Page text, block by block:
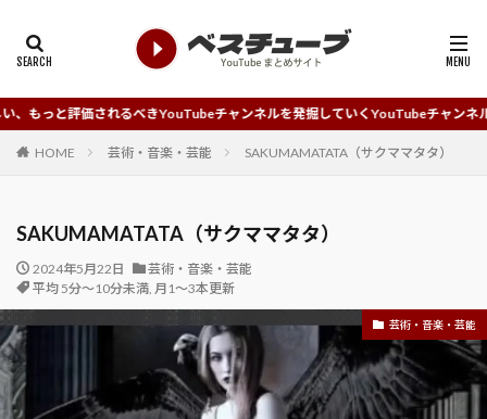
れるべきYouTubeチャンネルを発掘していくYouTubeチャンネルまとめサイトで
HOME 芸術・音楽・芸能 SAKUMAMATATA（サクママタタ）
SAKUMAMATATA（サクママタタ）
2024年5月22日
芸術・音楽・芸能
平均 5分～10分未満, 月1～3本更新
芸術・音楽・芸能